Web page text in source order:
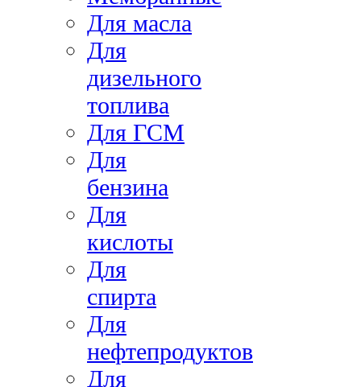
Для масла
Для
дизельного
топлива
Для ГСМ
Для
бензина
Для
кислоты
Для
спирта
Для
нефтепродуктов
Для